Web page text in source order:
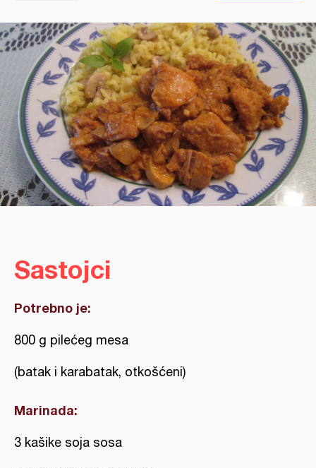
Sastojci
Potrebno je:
800 g pilećeg mesa
(batak i karabatak, otkošćeni)
Marinada:
3 kašike soja sosa